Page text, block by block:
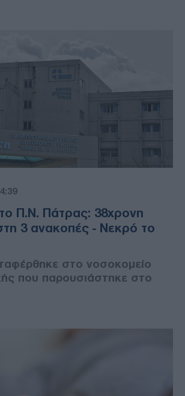
Π.Ν. Πάτρας: 38χρονη
3 ανακοπές - Νεκρό το
στο νοσοκομείο
που παρουσιάστηκε στο